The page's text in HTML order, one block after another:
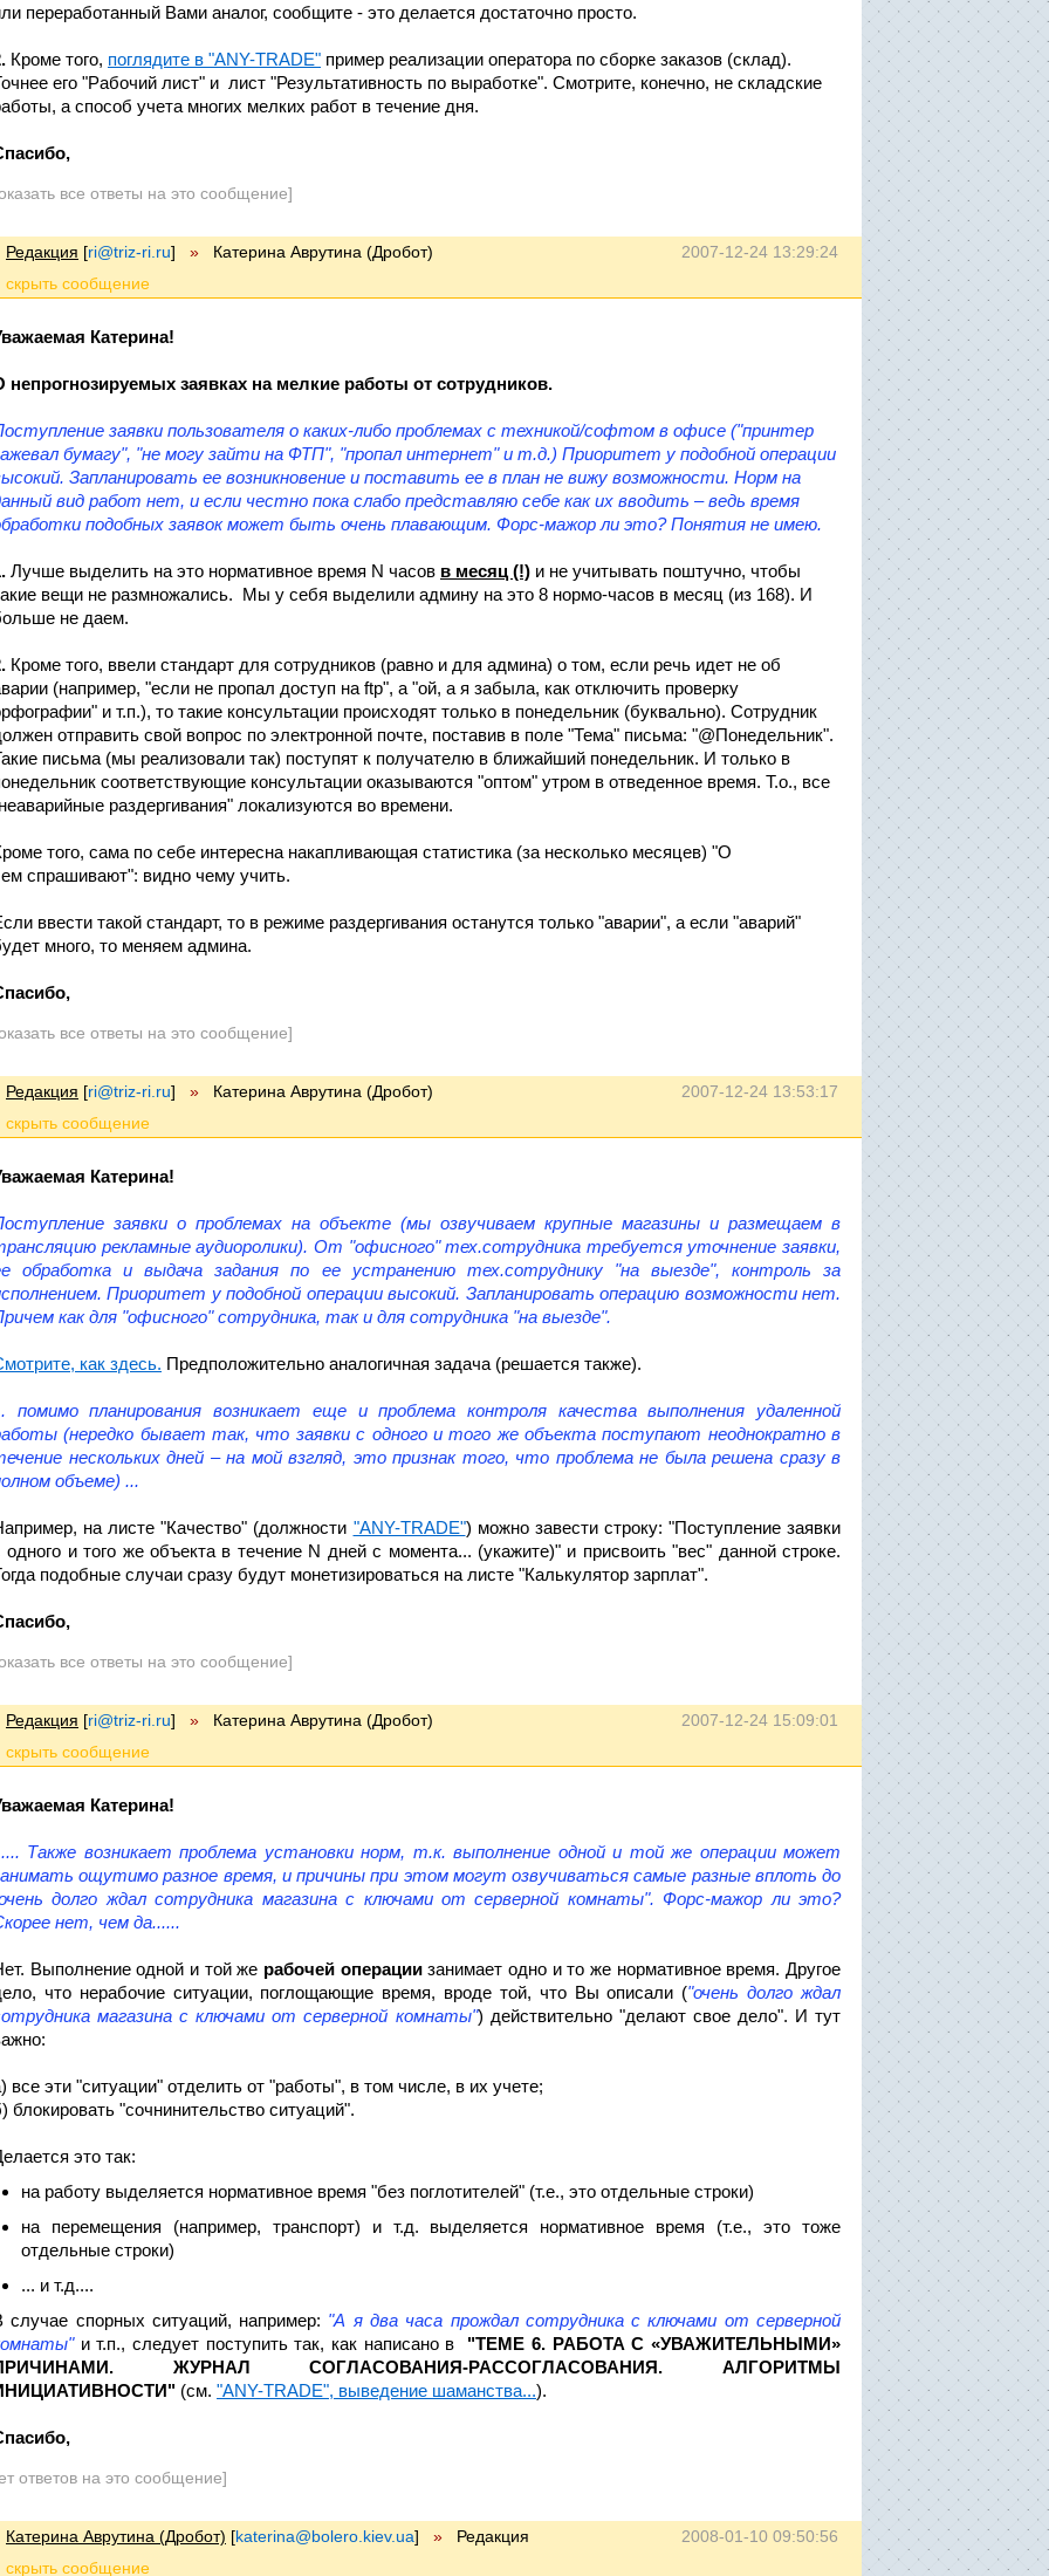
переработанный Вами аналог, сообщите - это делается достаточно просто.
Кроме того, поглядите в "ANY-TRADE" пример реализации оператора по сборке заказов (склад).
его "Рабочий лист" и лист "Результативность по выработке". Смотрите, конечно, не складские
а способ учета многих мелких работ в течение дня.
все ответы на это сообщение]
2007-12-24 13:29:24
Редакция [ri@triz-ri.ru] » Катерина Аврутина (Дробот)
Катерина!
непрогнозируемых заявках на мелкие работы от сотрудников.
заявки пользователя о каких-либо проблемах с техникой/софтом в офисе ("принтер
бумагу", "не могу зайти на ФТП", "пропал интернет" и т.д.) Приоритет у подобной операции
Запланировать ее возникновение и поставить ее в план не вижу возможности. Норм на
вид работ нет, и если честно пока слабо представляю себе как их вводить – ведь время
подобных заявок может быть очень плавающим. Форс-мажор ли это? Понятия не имею.
Лучше выделить на это нормативное время N часов в месяц (!) и не учитывать поштучно, чтобы
вещи не размножались. Мы у себя выделили админу на это 8 нормо-часов в месяц (из 168). И
не даем.
Кроме того, ввели стандарт для сотрудников (равно и для админа) о том, если речь идет не об
(например, "если не пропал доступ на ftp", а "ой, а я забыла, как отключить проверку
и т.п.), то такие консультации происходят только в понедельник (буквально). Сотрудник
отправить свой вопрос по электронной почте, поставив в поле "Тема" письма: "@Понедельник".
письма (мы реализовали так) поступят к получателю в ближайший понедельник. И только в
соответствующие консультации оказываются "оптом" утром в отведенное время. Т.о., все
раздергивания" локализуются во времени.
того, сама по себе интересна накапливающая статистика (за несколько месяцев) "О
спрашивают": видно чему учить.
ввести такой стандарт, то в режиме раздергивания останутся только "аварии", а если "аварий"
много, то меняем админа.
все ответы на это сообщение]
2007-12-24 13:53:17
Редакция [ri@triz-ri.ru] » Катерина Аврутина (Дробот)
Катерина!
заявки о проблемах на объекте (мы озвучиваем крупные магазины и размещаем в
рекламные аудиоролики). От "офисного" тех.сотрудника требуется уточнение заявки,
обработка и выдача задания по ее устранению тех.сотруднику "на выезде", контроль за
Приоритет у подобной операции высокий. Запланировать операцию возможности нет.
как для "офисного" сотрудника, так и для сотрудника "на выезде".
как здесь. Предположительно аналогичная задача (решается также).
помимо планирования возникает еще и проблема контроля качества выполнения удаленной
(нередко бывает так, что заявки с одного и того же объекта поступают неоднократно в
нескольких дней – на мой взгляд, это признак того, что проблема не была решена сразу в
объеме) ...
на листе "Качество" (должности "ANY-TRADE") можно завести строку: "Поступление заявки
одного и того же объекта в течение N дней с момента... (укажите)" и присвоить "вес" данной строке.
подобные случаи сразу будут монетизироваться на листе "Калькулятор зарплат".
все ответы на это сообщение]
2007-12-24 15:09:01
Редакция [ri@triz-ri.ru] » Катерина Аврутина (Дробот)
Катерина!
Также возникает проблема установки норм, т.к. выполнение одной и той же операции может
ощутимо разное время, и причины при этом могут озвучиваться самые разные вплоть до
долго ждал сотрудника магазина с ключами от серверной комнаты". Форс-мажор ли это?
нет, чем да......
Выполнение одной и той же рабочей операциизанимает одно и то же нормативное время. Другое
что нерабочие ситуации, поглощающие время, вроде той, что Вы описали ("очень долго ждал
магазина с ключами от серверной комнаты") действительно "делают свое дело". И тут
все эти "ситуации" отделить от "работы", в том числе, в их учете;
блокировать "сочнинительство ситуаций".
это так:
на работу выделяется нормативное время "без поглотителей" (т.е., это отдельные строки)
на перемещения (например, транспорт) и т.д. выделяется нормативное время (т.е., это тоже
отдельные строки)
... и т.д....
случае спорных ситуаций, например: "А я два часа прождал сотрудника с ключами от серверной
и т.п., следует поступить так, как написано в "ТЕМЕ 6. РАБОТА С «УВАЖИТЕЛЬНЫМИ»
ЖУРНАЛ СОГЛАСОВАНИЯ-РАССОГЛАСОВАНИЯ. АЛГОРИТМЫ
(см. "ANY-TRADE", выведение шаманства...).
ответов на это сообщение]
2008-01-10 09:50:56
Катерина Аврутина (Дробот) [katerina@bolero.kiev.ua] » Редакция